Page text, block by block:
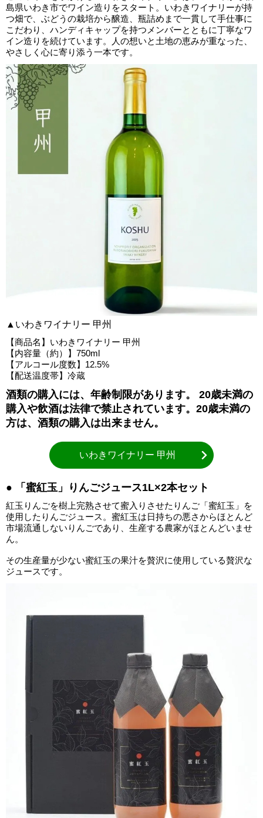
島県いわき市でワイン造りをスタート。いわきワイナリーが持
つ畑で、ぶどうの栽培から醸造、瓶詰めまで一貫して手仕事に
こだわり、ハンディキャップを持つメンバーとともに丁寧なワ
イン造りを続けています。人の想いと土地の恵みが重なった、
やさしく心に寄り添う一本です。
▲いわきワイナリー 甲州
【商品名】いわきワイナリー 甲州
【内容量（約）】750ml
【アルコール度数】12.5%
【配送温度帯】冷蔵
酒類の購入には、年齢制限があります。 20歳未満の
購入や飲酒は法律で禁止されています。20歳未満の
方は、酒類の購入は出来ません。
いわきワイナリー 甲州
● 「蜜紅玉」りんごジュース1L×2本セット
紅玉りんごを樹上完熟させて蜜入りさせたりんご「蜜紅玉」を
使用したりんごジュース。蜜紅玉は日持ちの悪さからほとんど
市場流通しないりんごであり、生産する農家がほとんどいませ
ん。
その生産量が少ない蜜紅玉の果汁を贅沢に使用している贅沢な
ジュースです。